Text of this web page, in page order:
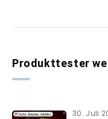
Produkttester
30. Juli